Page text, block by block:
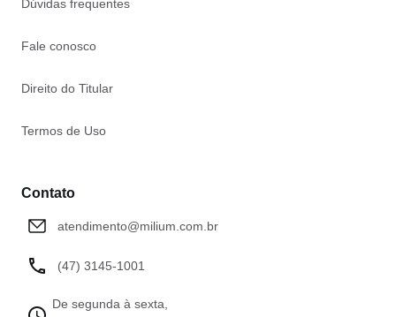
Dúvidas frequentes
Fale conosco
Direito do Titular
Termos de Uso
Contato
atendimento@milium.com.br
(47) 3145-1001
De segunda à sexta,